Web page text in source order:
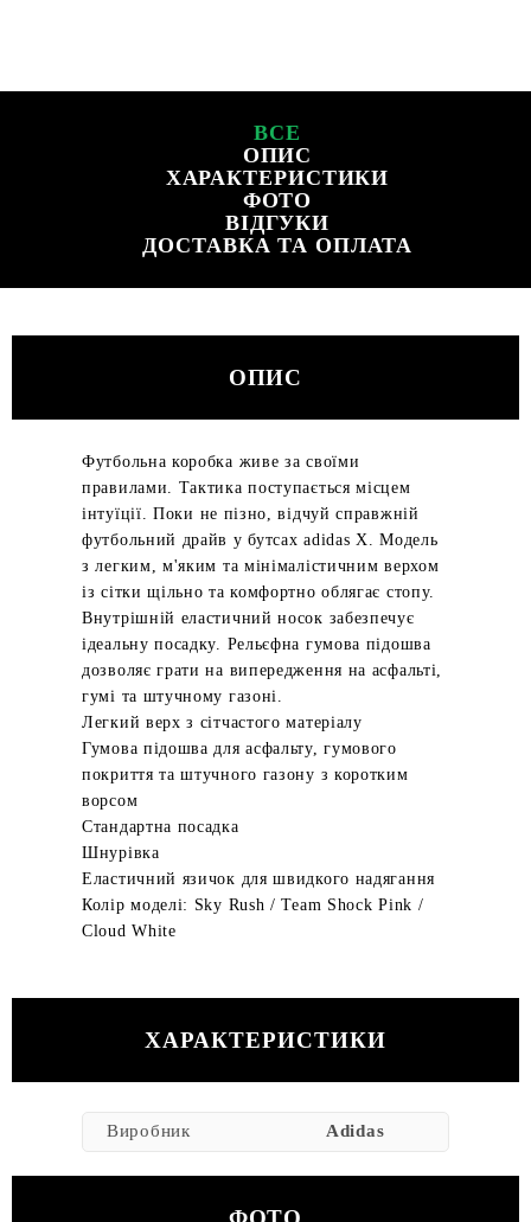
ВСЕ
ОПИС
ХАРАКТЕРИСТИКИ
ФОТО
ВІДГУКИ
ДОСТАВКА ТА ОПЛАТА
ОПИС
Футбольна коробка живе за своїми
правилами. Тактика поступається місцем
інтуїції. Поки не пізно, відчуй справжній
футбольний драйв у бутсах adidas X. Модель
з легким, м'яким та мінімалістичним верхом
із сітки щільно та комфортно облягає стопу.
Внутрішній еластичний носок забезпечує
ідеальну посадку. Рельєфна гумова підошва
дозволяє грати на випередження на асфальті,
гумі та штучному газоні.
Легкий верх з сітчастого матеріалу
Гумова підошва для асфальту, гумового
покриття та штучного газону з коротким
ворсом
Стандартна посадка
Шнурівка
Еластичний язичок для швидкого надягання
Колір моделі: Sky Rush / Team Shock Pink /
Cloud White
ХАРАКТЕРИСТИКИ
Виробник Adidas